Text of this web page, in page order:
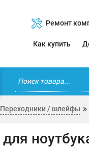
Ремонт
Как купить
Переходники / шлейфы